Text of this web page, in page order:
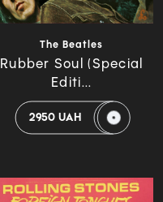
The Beatles
Rubber Soul (Special
Editi...
2950 UAH